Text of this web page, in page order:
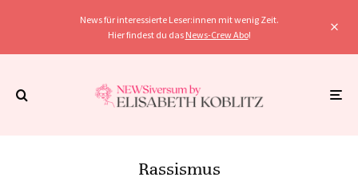
News für interessierte Leser:innen mit wenig Zeit.
Hier findest du das News-Crew Abo!
Rassismus